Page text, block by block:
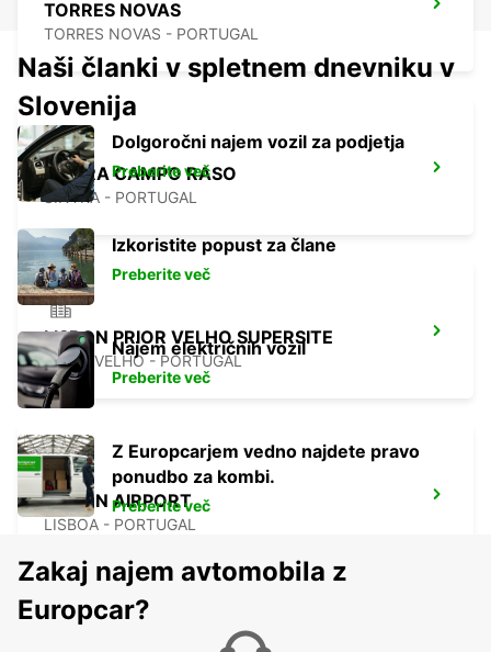
TORRES NOVAS
TORRES NOVAS - PORTUGAL
SINTRA CAMPO RASO
SINTRA - PORTUGAL
LISBON PRIOR VELHO SUPERSITE
PRIOR VELHO - PORTUGAL
LISBON AIRPORT
LISBOA - PORTUGAL
Naši članki v spletnem dnevniku v
Slovenija
Dolgoročni najem vozil za podjetja
Preberite več
Izkoristite popust za člane
Preberite več
Najem električnih vozil
Preberite več
Z Europcarjem vedno najdete pravo
ponudbo za kombi.
Preberite več
Zakaj najem avtomobila z
Europcar?